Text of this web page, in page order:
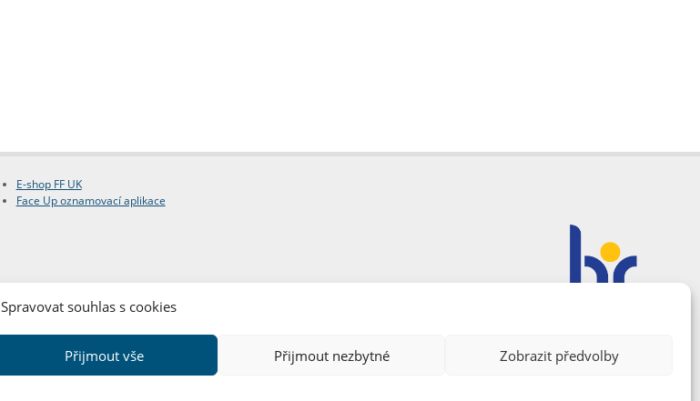
Spravovat souhlas s cookies
Přijmout vše Přijmout nezbytné Zobrazit předvolby
E-shop FF UK
Face Up oznamovací aplikace